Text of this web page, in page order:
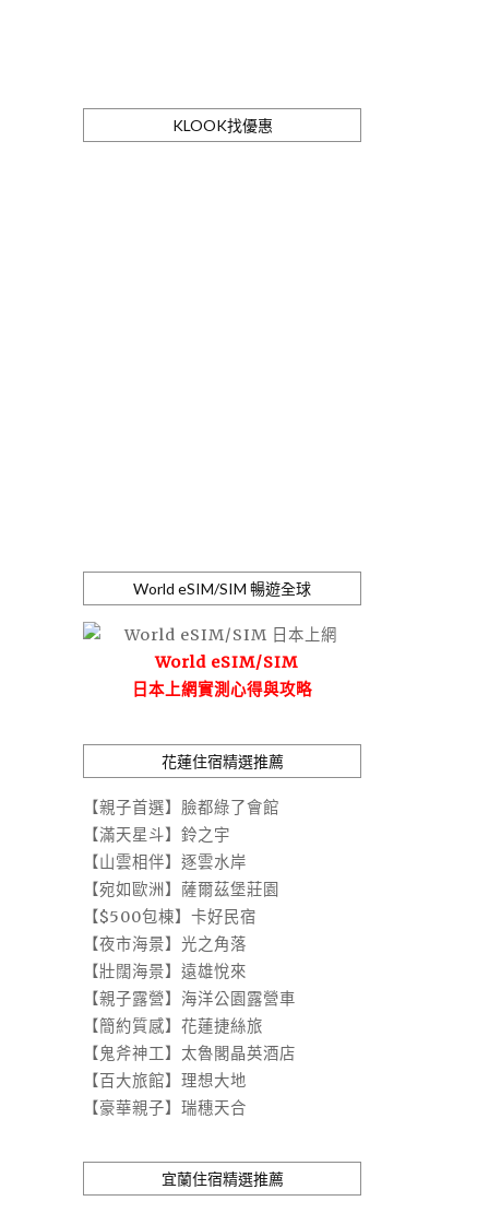
KLOOK找優惠
World eSIM/SIM 暢遊全球
World eSIM/SIM
日本上網實測心得與攻略
花蓮住宿精選推薦
【親子首選】臉都綠了會館
【滿天星斗】鈴之宇
【山雲相伴】逐雲水岸
【宛如歐洲】薩爾茲堡莊園
【$500包棟】卡好民宿
【夜市海景】光之角落
【壯闊海景】遠雄悅來
【親子露營】海洋公園露營車
【簡約質感】花蓮捷絲旅
【鬼斧神工】太魯閣晶英酒店
【百大旅館】理想大地
【豪華親子】瑞穗天合
宜蘭住宿精選推薦